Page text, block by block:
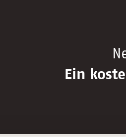
Ein